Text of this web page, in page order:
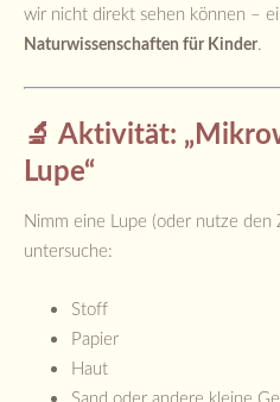
wir nicht direkt sehen können –
Naturwissenschaften für Kinder.
🔬 Aktivität:
Lupe“
Nimm eine Lupe (oder nutze den
untersuche:
Stoff
Papier
Haut